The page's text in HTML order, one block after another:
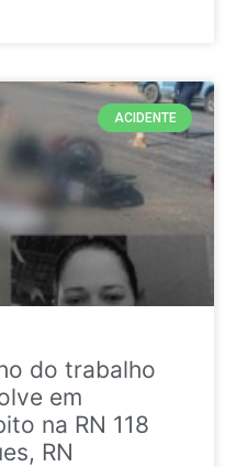
ACIDENTE
do trabalho
em
na RN 118
RN